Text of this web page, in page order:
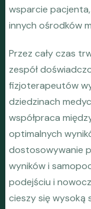
wsparcie
innych ośrodków
Przez cały czas
zespół
fizjoterapeutów
dziedzinach
współpraca
optimalnych
dostosowywanie
wyników i
podejściu i
cieszy się wysoką